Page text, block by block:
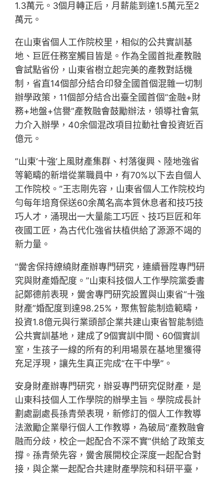
1.3萬元。3個月轉正后，月薪能到達1.5萬元至2
萬元。
在山東省個人工作院校里，相似的公共實訓基
地、巨匠任務室觸目皆是。作為全國首批產教融
會試點省份，山東省樹立起完美的產教對話機
制，省直14個部分結合印發全國首個混雜一切制
辦學政策，11個部分結合出臺全國首個“金融+財
務+地盤+信譽”產教融會鼓勵辦法，領導社會氣
力介入辦學，40余個混改項目拉動社會投資近百
億元。
“山東‘十強’上風財產集群、村落復興、陸地強省
等範疇的新增從業職員中，有70%以下去自個人
工作院校。”王志剛先容，山東省個人工作院校均
勻每年培育保送60余萬名高本質休息者和技巧技
巧人才，涌現出一大量能工巧匠、技巧巨匠和年
夜國工匠，為古代化強省扶植供給了源源不竭的
新力量。
“黌舍保持繚繞財產辦專門研究，連續晉陞專門研
究與財產婚配度。”山東科技個人工作學院黨委書
記鄭德前表現，黌舍專門研究設置與山東省“十強
財產”婚配度到達98.25%，聚焦智能制造範疇，
投資1.8億元與行業頭部企業共建山東省智能制造
公共實訓基地，建成了9個實訓中間、60個實訓
室，生孩子一線的所有的利用場景在基地里獲得
充足浮現，讓先生真正完成“在干中學”。
安身財產辦專門研究，辦妥專門研究促財產，是
山東科技個人工作學院的辦學主旨。學院成長計
劃處副處長孫青榮表現，新修訂的個人工作教導
法激勵企業舉行個人工作教導，為破局“產教融會
融而分歧，校企一起配合不深不實”供給了政策支
撐。孫青榮先容，黌舍展開校企深度一起配合對
接，與企業一起配合共建財產學院和科研平臺，